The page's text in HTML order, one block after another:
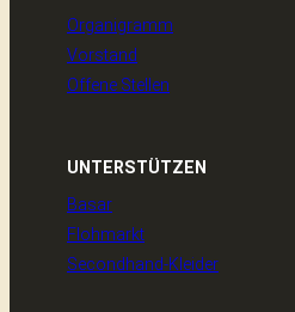
Organigramm
Vorstand
Offene Stellen
UNTERSTÜTZEN
Basar
Flohmarkt
Secondhand-Kleider